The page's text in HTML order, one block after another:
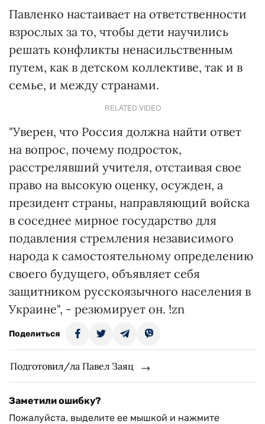
Павленко настаивает на ответственности
взрослых за то, чтобы дети научились
решать конфликты ненасильственным
путем, как в детском коллективе, так и в
семье, и между странами.
RELATED VIDEO
"Уверен, что Россия должна найти ответ
на вопрос, почему подросток,
расстрелявший учителя, отстаивая свое
право на высокую оценку, осужден, а
президент страны, направляющий войска
в соседнее мирное государство для
подавления стремления независимого
народа к самостоятельному определению
своего будущего, объявляет себя
защитником русскоязычного населения в
Украине", - резюмирует он. !zn
Поделиться
Подготовил/ла Павел Заяц
Заметили ошибку?
Пожалуйста, выделите ее мышкой и нажмите